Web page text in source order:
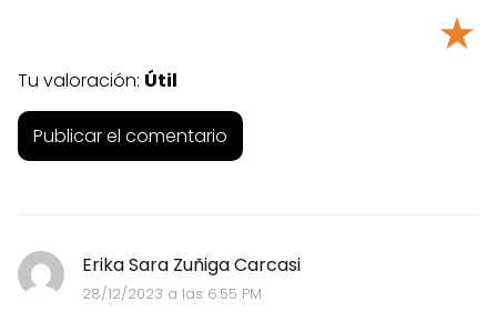
Erika Sara Zuñiga Carcasi
28/12/2023 a las 6:55 PM
★
Tu valoración: Útil